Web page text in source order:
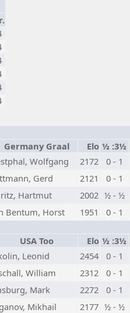
Germany Graal Elo ½ :3½
Wolfgang 2172 0 - 1
Gerd 2121 0 - 1
Hartmut 2002 ½ - ½
Bentum, Horst 1951 0 - 1
USA Too Elo ½ :3½
Leonid 2454 0 - 1
William 2312 0 - 1
Mark 2272 0 - 1
Mikhail 2177 ½ - ½